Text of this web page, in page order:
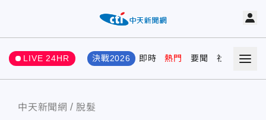
LIVE 24HR 決戰2026 即時 熱門 要聞 社會 娛樂
中天新聞網 脫髮